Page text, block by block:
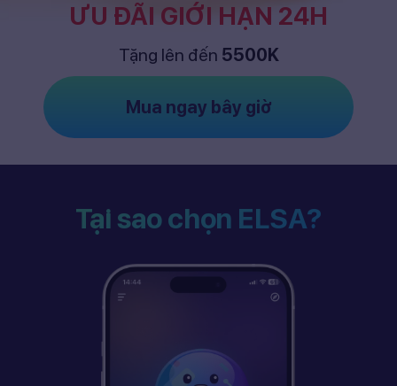
ƯU ĐÃI GIỚI HẠN 24H
Tặng lên đến 5500K
Mua ngay bây giờ
Tại sao chọn ELSA?